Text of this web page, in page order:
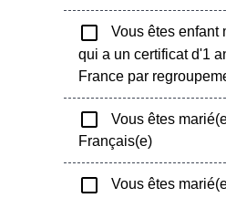
check_box_outline_blank
Vous êtes enfant
qui a un certificat d'1
France par
check_box_outline_blank
Vous êtes
Français(e)
check_box_outline_blank
Vous êtes